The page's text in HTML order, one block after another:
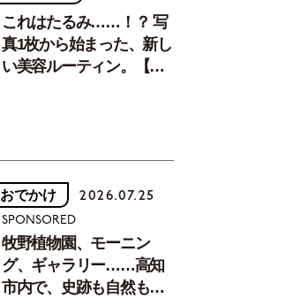
これはたるみ……！？ 写
真1枚から始まった、新し
い美容ルーティン。【中
おでかけ 2026.07.25
SPONSORED
牧野植物園、モーニン
グ、ギャラリー……高知
市内で、史跡も自然もグ